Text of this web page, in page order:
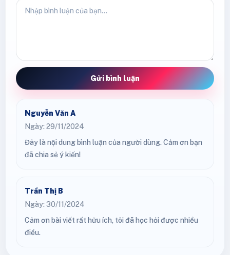
Gửi bình luận
Nguyễn Văn A
Ngày: 29/11/2024
Đây là nội dung bình luận của người dùng. Cảm ơn bạn
đã chia sẻ ý kiến!
Trần Thị B
Ngày: 30/11/2024
Cảm ơn bài viết rất hữu ích, tôi đã học hỏi được nhiều
điều.